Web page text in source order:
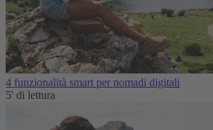
4 funzionalità smart per nomadi digitali
5' di lettura